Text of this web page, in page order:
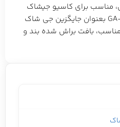
مناسب برای کاسیو جیشاک
G-SHOCK GA-2100 و GA-B2100 بعنوان جایگزین جی شاک
بافت براش شده بند و